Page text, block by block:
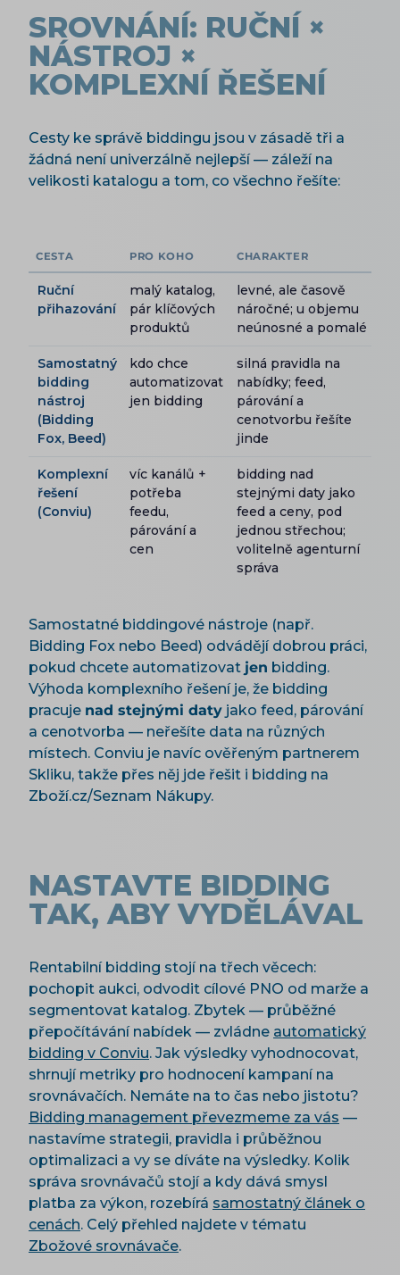
SROVNÁNÍ: RUČNÍ ×
NÁSTROJ ×
KOMPLEXNÍ ŘEŠENÍ
Cesty ke správě biddingu jsou v zásadě tři a
žádná není univerzálně nejlepší — záleží na
velikosti katalogu a tom, co všechno řešíte:
CESTA PRO KOHO CHARAKTER
Ruční
přihazování
malý katalog,
pár klíčových
produktů
levné, ale časově
náročné; u objemu
neúnosné a pomalé
Samostatný
bidding
nástroj
(Bidding
Fox, Beed)
kdo chce
automatizovat
jen bidding
silná pravidla na
nabídky; feed,
párování a
cenotvorbu řešíte
jinde
Komplexní
řešení
(Conviu)
víc kanálů +
potřeba
feedu,
párování a
cen
bidding nad
stejnými daty jako
feed a ceny, pod
jednou střechou;
volitelně agenturní
správa
Samostatné biddingové nástroje (např.
Bidding Fox nebo Beed) odvádějí dobrou práci,
pokud chcete automatizovat jen bidding.
Výhoda komplexního řešení je, že bidding
pracuje nad stejnými daty jako feed, párování
a cenotvorba — neřešíte data na různých
místech. Conviu je navíc ověřeným partnerem
Skliku, takže přes něj jde řešit i bidding na
Zboží.cz/Seznam Nákupy.
NASTAVTE BIDDING
TAK, ABY VYDĚLÁVAL
Rentabilní bidding stojí na třech věcech:
pochopit aukci, odvodit cílové PNO od marže a
segmentovat katalog. Zbytek — průběžné
přepočítávání nabídek — zvládne automatický
bidding v Conviu. Jak výsledky vyhodnocovat,
shrnují metriky pro hodnocení kampaní na
srovnávačích. Nemáte na to čas nebo jistotu?
Bidding management převezmeme za vás —
nastavíme strategii, pravidla i průběžnou
optimalizaci a vy se díváte na výsledky. Kolik
správa srovnávačů stojí a kdy dává smysl
platba za výkon, rozebírá samostatný článek o
cenách. Celý přehled najdete v tématu
Zbožové srovnávače.